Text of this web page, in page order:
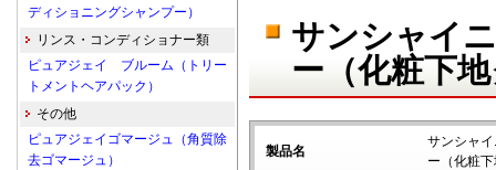
サンシャイ
ー（化粧下
製品名
サンシャ
ー（化粧
ディショニングシャンプー）
リンス・コンディショナー類
ピュアジェイ ブルーム（トリー
トメントヘアパック）
その他
ピュアジェイゴマージュ（角質除
去ゴマージュ）